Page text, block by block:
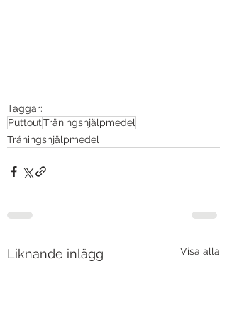
Taggar:
PuttoutTräningshjälpmedel
Träningshjälpmedel
Liknande inlägg Visa alla